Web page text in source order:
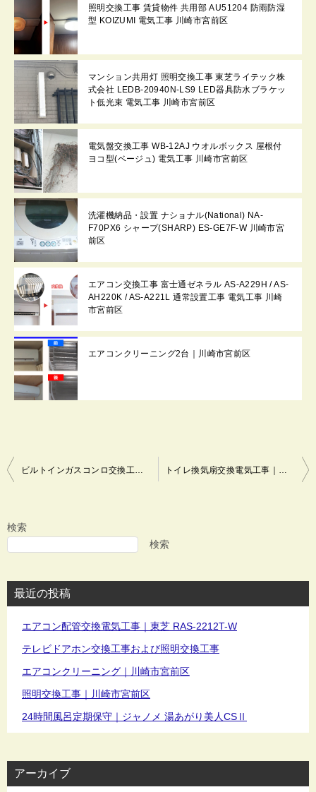
照明交換工事 賃貸物件 共用部 AU51204 防雨防湿
型 KOIZUMI 電気工事 川崎市宮前区
マンション共用灯 照明交換工事 東芝ライテック株
式会社 LEDB-20940N-LS9 LED器具防水ブラケッ
ト低光束 電気工事 川崎市宮前区
電気盤交換工事 WB-12AJ ウオルボックス 屋根付
ヨコ型(ベージュ) 電気工事 川崎市宮前区
洗濯機納品・設置 ナショナル(National) NA-
F70PX6 シャープ(SHARP) ES-GE7F-W 川崎市宮
前区
エアコン交換工事 富士通ゼネラル AS-A229H / AS-
AH220K / AS-A221L 通常設置工事 電気工事 川崎
市宮前区
エアコンクリーニング2台｜川崎市宮前区
投
稿
ビ
ゲ
シ
ョ
検索
検索
最近の投稿
エアコン配管交換電気工事｜東芝 RAS-2212T-W
テレビドアホン交換工事および照明交換工事
エアコンクリーニング｜川崎市宮前区
照明交換工事｜川崎市宮前区
24時間風呂定期保守｜ジャノメ 湯あがり美人CSⅡ
アーカイブ